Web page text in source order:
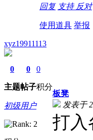
回复 支持 反对
使用道具 举报
xyz19911113
0
主题
0
帖子
0
积分
初级用户
板凳
发表于
打入